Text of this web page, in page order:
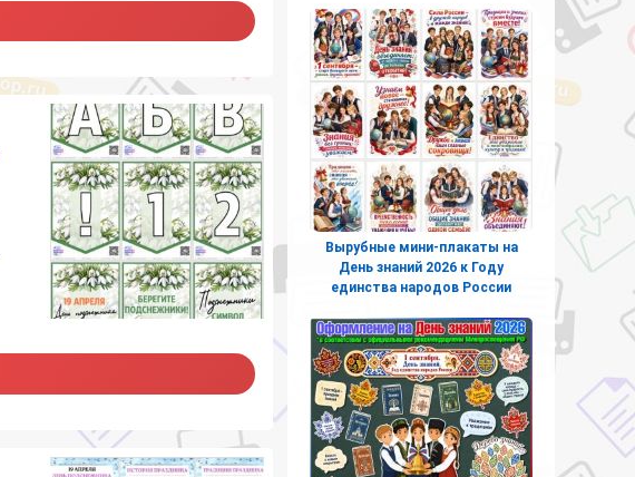
Вырубные мини-плакаты на
День знаний 2026 к Году
единства народов России